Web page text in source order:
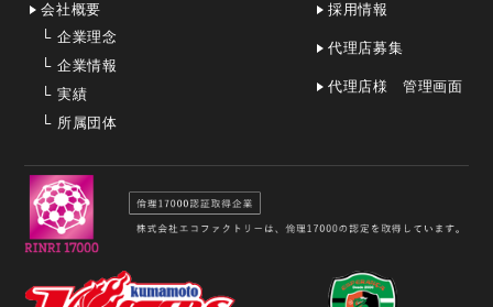
会社概要
└ 企業理念
└ 企業情報
└ 実績
└ 所属団体
採用情報
代理店募集
代理店様 管理画面